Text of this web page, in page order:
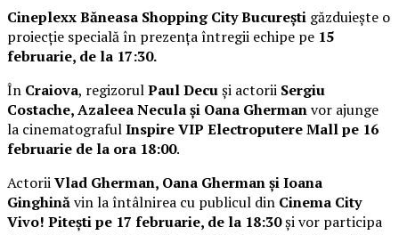
Cineplexx Băneasa Shopping City București găzduiește o
proiecție specială în prezența întregii echipe pe 15
februarie, de la 17:30.
În Craiova, regizorulPaul Decuși actorii Sergiu
Costache, Azaleea Necula și Oana Ghermanvor ajunge
la cinematografulInspire VIP Electroputere Mall pe 16
februarie de la ora 18:00.
ActoriiVlad Gherman, Oana Gherman și Ioana
Ginghinăvin la întâlnirea cu publicul din Cinema City
Vivo! Pitești pe 17 februarie, de la 18:30și vor participa